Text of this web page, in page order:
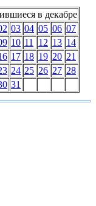
в декабре
03 04 05 06 07
10 11 12 13 14
17 18 19 20 21
24 25 26 27 28
31